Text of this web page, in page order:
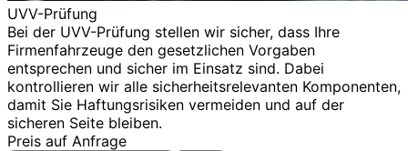
UVV-Prüfung
Bei der UVV-Prüfung stellen wir sicher, dass Ihre
Firmenfahrzeuge den gesetzlichen Vorgaben
entsprechen und sicher im Einsatz sind. Dabei
kontrollieren wir alle sicherheitsrelevanten Komponenten,
damit Sie Haftungsrisiken vermeiden und auf der
sicheren Seite bleiben.
Preis auf Anfrage